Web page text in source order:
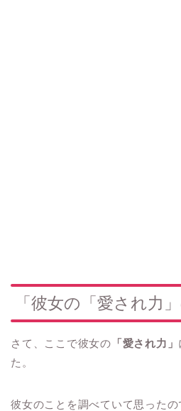
「彼女の「愛され力
さて、ここで彼女の 「愛され力」
た。
彼女のことを調べていて思った